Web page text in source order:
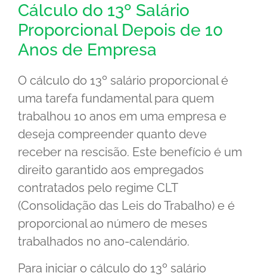
Cálculo do 13º Salário
Proporcional Depois de 10
Anos de Empresa
O cálculo do 13º salário proporcional é
uma tarefa fundamental para quem
trabalhou 10 anos em uma empresa e
deseja compreender quanto deve
receber na rescisão. Este benefício é um
direito garantido aos empregados
contratados pelo regime CLT
(Consolidação das Leis do Trabalho) e é
proporcional ao número de meses
trabalhados no ano-calendário.
Para iniciar o cálculo do 13º salário